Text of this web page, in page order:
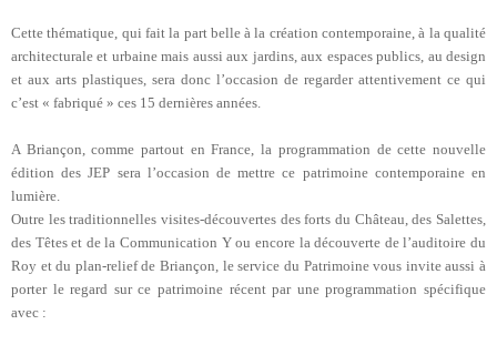
Cette thématique, qui fait la part belle à la création contemporaine, à la qualité
architecturale et urbaine mais aussi aux jardins, aux espaces publics, au design
et aux arts plastiques, sera donc l’occasion de regarder attentivement ce qui
c’est « fabriqué » ces 15 dernières années.
A Briançon, comme partout en France, la programmation de cette nouvelle
édition des JEP sera l’occasion de mettre ce patrimoine contemporaine en
lumière.
Outre les traditionnelles visites-découvertes des forts du Château, des Salettes,
des Têtes et de la Communication Y ou encore la découverte de l’auditoire du
Roy et du plan-relief de Briançon, le service du Patrimoine vous invite aussi à
porter le regard sur ce patrimoine récent par une programmation spécifique
avec :